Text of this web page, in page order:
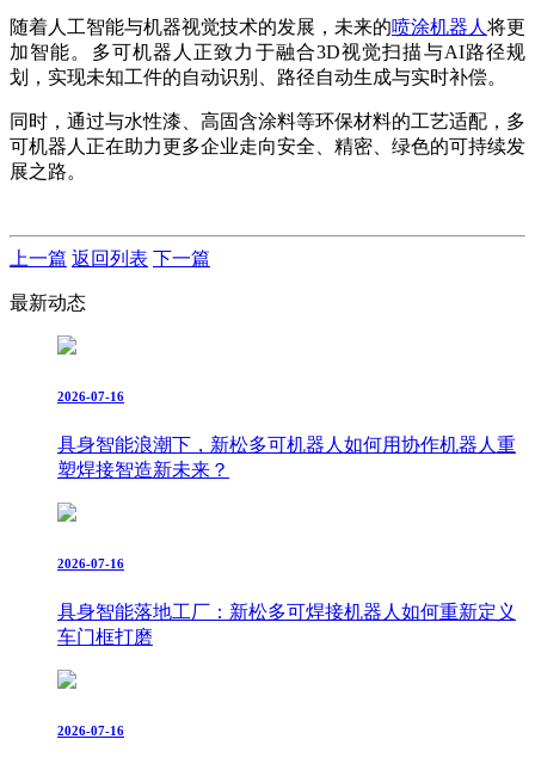
随着人工智能与机器视觉技术的发展，未来的喷涂机器人 将更
加智能。多可机器人正致力于融合3D视觉扫描与AI路径规
划，实现未知工件的自动识别、路径自动生成与实时补偿。
同时，通过与水性漆、高固含涂料等环保材料的工艺适配，多
可机器人正在助力更多企业走向安全、精密、绿色的可持续发
展之路。
上一篇 返回列表 下一篇
最新动态
2026-07-16
具身智能浪潮下，新松多可机器人如何用协作机器人重
塑焊接智造新未来？
2026-07-16
具身智能落地工厂：新松多可焊接机器人如何重新定义
车门框打磨
2026-07-16